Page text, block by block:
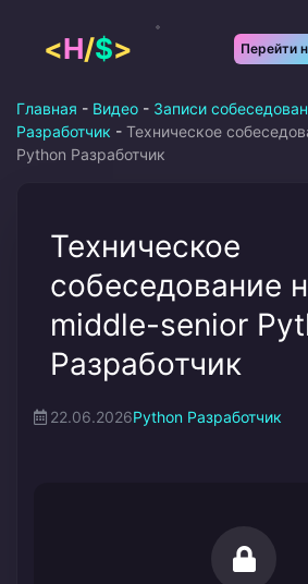
содержимому
<H/$> Перейти
Главная - Видео - Записи
Разработчик - Техническое
Python Разработчик
Техническое
собеседование
middle-senior
Разработчик
22.06.2026Python Разработчик